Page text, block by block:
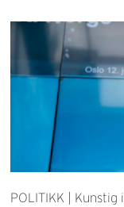
POLITIKK | Kunstig